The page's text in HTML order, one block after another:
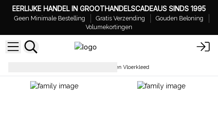
EERLIJKE HANDEL IN GROOTHANDELSCADEAUS SINDS 1995
Geen Minimale Bestelling Gratis Verzending
Gouden Beloning
Volumekortingen
Indiaas Katoenen Vloerkleed